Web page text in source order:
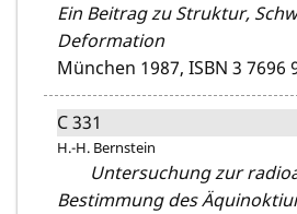
Ein Beitrag zu Struktur,
Deformation
München 1987, ISBN 3 7696
C 331
H.-H. Bernstein
Untersuchung zur
Bestimmung des